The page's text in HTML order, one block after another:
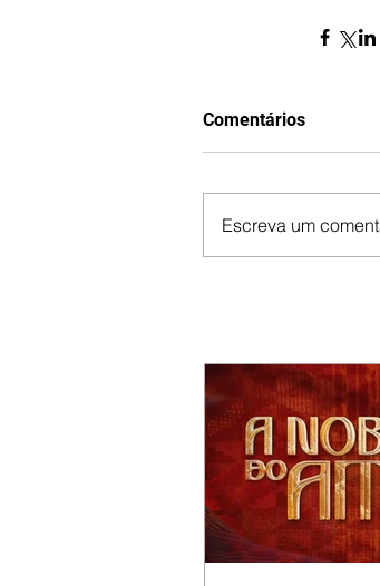
Comentários
Escreva um